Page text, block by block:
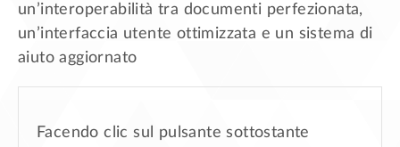
un’interoperabilità tra documenti perfezionata,
un’interfaccia utente ottimizzata e un sistema di
aiuto aggiornato
Facendo clic sul pulsante sottostante